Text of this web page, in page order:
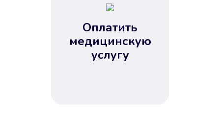
Оплатить
медицинскую
услугу